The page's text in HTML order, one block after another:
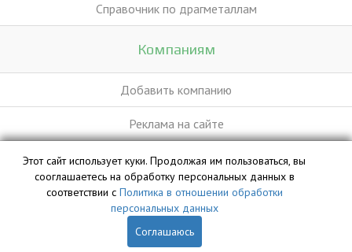
Справочник по драгметаллам
Компаниям
Добавить компанию
Реклама на сайте
База данных сайта vyvoz.org является интеллектуальной
собственностью ООО «Профит» и охраняется законом.
Этот сайт использует куки. Продолжая им пользоваться, вы
сооглашаетесь на обработку персональных данных в
соответствии с Политика в отношении обработки
персональных данных
Соглашаюсь